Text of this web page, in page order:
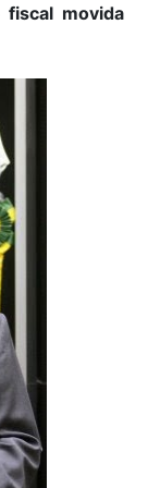
fiscal movida